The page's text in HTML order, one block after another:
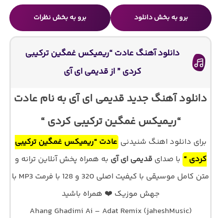
برو به بخش دانلود برو به بخش نظرات
دانلود آهنگ عادت “ریمیکس غمگین ترکیبی
کردی ” از قدیمی ای آی
دانلود آهنگ جدید قدیمی ای آی به نام عادت
“ریمیکس غمگین ترکیبی کردی “
برای دانلود اهنگ شنیدنی عادت “ریمیکس غمگین ترکیبی
کردی “ با صدایقدیمی ای آی به همراه پخش آنلاین ترانه و
متن کامل موسیقی با کیفیت اصلی 320 و 128 با فرمت MP3 با
جهش موزیک ❤️ همراه باشید
Ahang Ghadimi Ai – Adat Remix (jaheshMusic)